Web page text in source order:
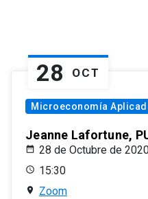
28 OCT
Microeconomía
Jeanne Lafortune,
28 de Octubre de
15:30
Zoom